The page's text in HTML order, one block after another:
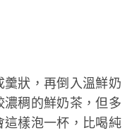
狀，再倒入溫鮮奶
稠的鮮奶茶，但多
這樣泡一杯，比喝純